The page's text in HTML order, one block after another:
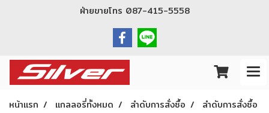
ฝ่ายขายโทร 087-415-5558
หน้าแรก แกลลอรี่ทั้งหมด ลำดับการสั่งซื้อ ลำดับการสั่งซื้อ